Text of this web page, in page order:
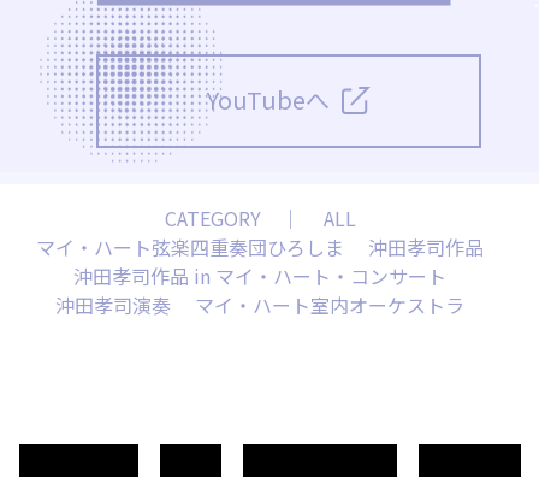
YouTubeへ
CATEGORY ｜
ALL
マイ・ハート弦楽四重奏団ひろしま
沖田孝司作品
沖田孝司作品 in マイ・ハート・コンサート
沖田孝司演奏
マイ・ハート室内オーケストラ